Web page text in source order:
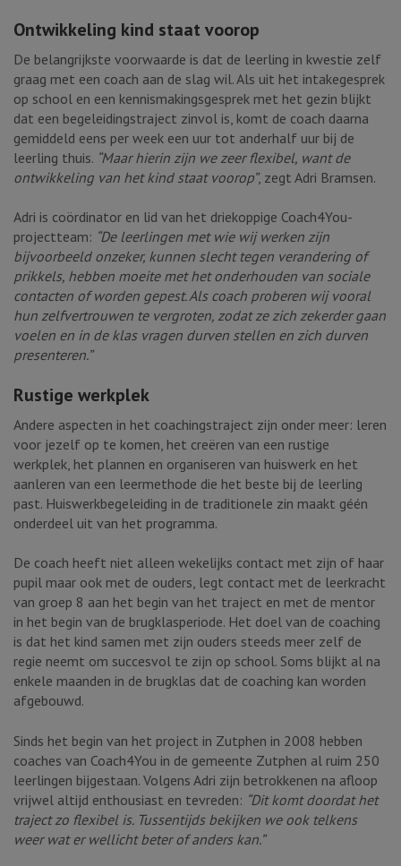
Ontwikkeling kind staat voorop
De belangrijkste voorwaarde is dat de leerling in kwestie zelf
graag met een coach aan de slag wil. Als uit het intakegesprek
op school en een kennismakingsgesprek met het gezin blijkt
dat een begeleidingstraject zinvol is, komt de coach daarna
gemiddeld eens per week een uur tot anderhalf uur bij de
leerling thuis. “Maar hierin zijn we zeer flexibel, want de
ontwikkeling van het kind staat voorop”, zegt Adri Bramsen.
Adri is coördinator en lid van het driekoppige Coach4You-
projectteam: “De leerlingen met wie wij werken zijn
bijvoorbeeld onzeker, kunnen slecht tegen verandering of
prikkels, hebben moeite met het onderhouden van sociale
contacten of worden gepest. Als coach proberen wij vooral
hun zelfvertrouwen te vergroten, zodat ze zich zekerder gaan
voelen en in de klas vragen durven stellen en zich durven
presenteren.”
Rustige werkplek
Andere aspecten in het coachingstraject zijn onder meer: leren
voor jezelf op te komen, het creëren van een rustige
werkplek, het plannen en organiseren van huiswerk en het
aanleren van een leermethode die het beste bij de leerling
past. Huiswerkbegeleiding in de traditionele zin maakt géén
onderdeel uit van het programma.
De coach heeft niet alleen wekelijks contact met zijn of haar
pupil maar ook met de ouders, legt contact met de leerkracht
van groep 8 aan het begin van het traject en met de mentor
in het begin van de brugklasperiode. Het doel van de coaching
is dat het kind samen met zijn ouders steeds meer zelf de
regie neemt om succesvol te zijn op school. Soms blijkt al na
enkele maanden in de brugklas dat de coaching kan worden
afgebouwd.
Sinds het begin van het project in Zutphen in 2008 hebben
coaches van Coach4You in de gemeente Zutphen al ruim 250
leerlingen bijgestaan. Volgens Adri zijn betrokkenen na afloop
vrijwel altijd enthousiast en tevreden: “Dit komt doordat het
traject zo flexibel is. Tussentijds bekijken we ook telkens
weer wat er wellicht beter of anders kan.”